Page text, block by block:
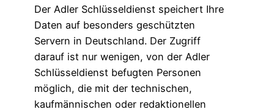
Der Adler Schlüsseldienst speichert Ihre
Daten auf besonders geschützten
Servern in Deutschland. Der Zugriff
darauf ist nur wenigen, von der Adler
Schlüsseldienst befugten Personen
möglich, die mit der technischen,
kaufmännischen oder redaktionellen